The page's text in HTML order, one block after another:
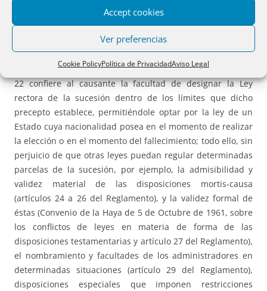
Accept cookies
Ver preferencias
Cookie PolicyPolítica de PrivacidadAviso Legal
Reglamento; excepcionalmente, puede ser aplicada la ley
del Estado con el que el causante mantenía un vínculo
manifiestamente más estrecho, leyes que pueden verse
desplazadas por la Ley de un Estado de la nacionalidad del
causante si hace uso de la professio iuris ya que el artículo
22 confiere al causante la facultad de designar la Ley
rectora de la sucesión dentro de los límites que dicho
precepto establece, permitiéndole optar por la ley de un
Estado cuya nacionalidad posea en el momento de realizar
la elección o en el momento del fallecimiento; todo ello, sin
perjuicio de que otras leyes puedan regular determinadas
parcelas de la sucesión, por ejemplo, la admisibilidad y
validez material de las disposiciones mortis-causa
(artículos 24 a 26 del Reglamento), y la validez formal de
éstas (Convenio de la Haya de 5 de Octubre de 1961, sobre
los conflictos de leyes en materia de forma de las
disposiciones testamentarias y artículo 27 del Reglamento),
el nombramiento y facultades de los administradores en
determinadas situaciones (artículo 29 del Reglamento),
disposiciones especiales que imponen restricciones